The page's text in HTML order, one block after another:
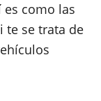
es como las
te se trata de